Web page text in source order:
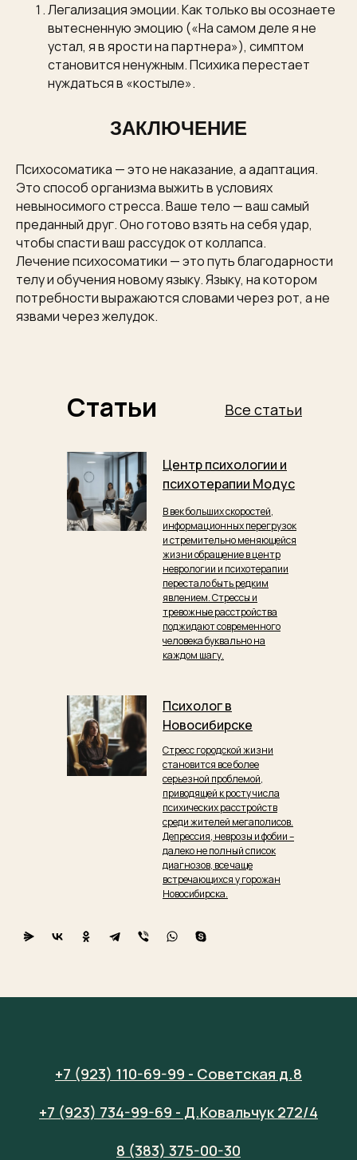
Легализация эмоции. Как только вы осознаете
вытесненную эмоцию («На самом деле я не
устал, я в ярости на партнера»), симптом
становится ненужным. Психика перестает
нуждаться в «костыле».
ЗАКЛЮЧЕНИЕ
Психосоматика — это не наказание, а адаптация.
Это способ организма выжить в условиях
невыносимого стресса. Ваше тело — ваш самый
преданный друг. Оно готово взять на себя удар,
чтобы спасти ваш рассудок от коллапса.
Лечение психосоматики — это путь благодарности
телу и обучения новому языку. Языку, на котором
потребности выражаются словами через рот, а не
язвами через желудок.
В век больших скоростей,
информационных перегрузок
и стремительно меняющейся
жизни обращение в центр
неврологии и психотерапии
перестало быть редким
явлением. Стрессы и
тревожные расстройства
поджидают современного
человека буквально на
каждом шагу.
Центр психологии и
психотерапии Модус
Стресс городской жизни
становится все более
серьезной проблемой,
приводящей к росту числа
психических расстройств
среди жителей мегаполисов.
Депрессия, неврозы и фобии –
далеко не полный список
диагнозов, все чаще
встречающихся у горожан
Новосибирска.
Психолог в
Новосибирске
Статьи Все статьи
+7 (923) 110-69-99 - Советская д.8
+7 (923) 734-99-69 - Д.Ковальчук 272/4
8 (383) 375-00-30